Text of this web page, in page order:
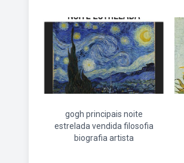
gogh principais noite
estrelada vendida filosofia
biografia artista